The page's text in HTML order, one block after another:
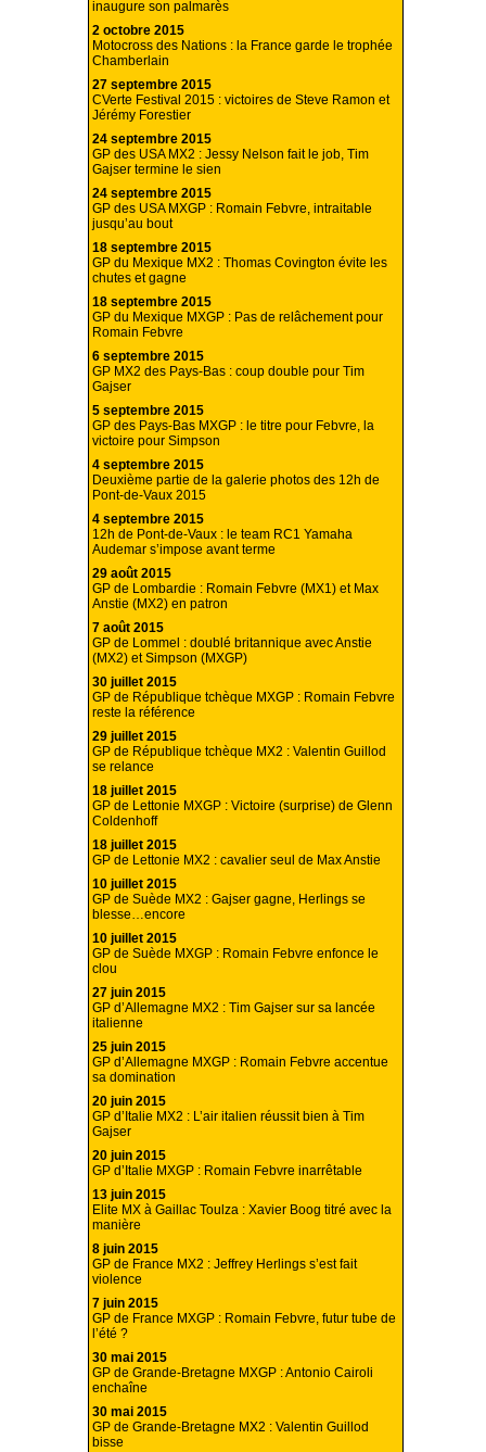
inaugure son palmarès
2 octobre 2015
Motocross des Nations : la France garde le trophée
Chamberlain
27 septembre 2015
CVerte Festival 2015 : victoires de Steve Ramon et
Jérémy Forestier
24 septembre 2015
GP des USA MX2 : Jessy Nelson fait le job, Tim
Gajser termine le sien
24 septembre 2015
GP des USA MXGP : Romain Febvre, intraitable
jusqu’au bout
18 septembre 2015
GP du Mexique MX2 : Thomas Covington évite les
chutes et gagne
18 septembre 2015
GP du Mexique MXGP : Pas de relâchement pour
Romain Febvre
6 septembre 2015
GP MX2 des Pays-Bas : coup double pour Tim
Gajser
5 septembre 2015
GP des Pays-Bas MXGP : le titre pour Febvre, la
victoire pour Simpson
4 septembre 2015
Deuxième partie de la galerie photos des 12h de
Pont-de-Vaux 2015
4 septembre 2015
12h de Pont-de-Vaux : le team RC1 Yamaha
Audemar s’impose avant terme
29 août 2015
GP de Lombardie : Romain Febvre (MX1) et Max
Anstie (MX2) en patron
7 août 2015
GP de Lommel : doublé britannique avec Anstie
(MX2) et Simpson (MXGP)
30 juillet 2015
GP de République tchèque MXGP : Romain Febvre
reste la référence
29 juillet 2015
GP de République tchèque MX2 : Valentin Guillod
se relance
18 juillet 2015
GP de Lettonie MXGP : Victoire (surprise) de Glenn
Coldenhoff
18 juillet 2015
GP de Lettonie MX2 : cavalier seul de Max Anstie
10 juillet 2015
GP de Suède MX2 : Gajser gagne, Herlings se
blesse…encore
10 juillet 2015
GP de Suède MXGP : Romain Febvre enfonce le
clou
27 juin 2015
GP d’Allemagne MX2 : Tim Gajser sur sa lancée
italienne
25 juin 2015
GP d’Allemagne MXGP : Romain Febvre accentue
sa domination
20 juin 2015
GP d’Italie MX2 : L’air italien réussit bien à Tim
Gajser
20 juin 2015
GP d’Italie MXGP : Romain Febvre inarrêtable
13 juin 2015
Elite MX à Gaillac Toulza : Xavier Boog titré avec la
manière
8 juin 2015
GP de France MX2 : Jeffrey Herlings s’est fait
violence
7 juin 2015
GP de France MXGP : Romain Febvre, futur tube de
l’été ?
30 mai 2015
GP de Grande-Bretagne MXGP : Antonio Cairoli
enchaîne
30 mai 2015
GP de Grande-Bretagne MX2 : Valentin Guillod
bisse